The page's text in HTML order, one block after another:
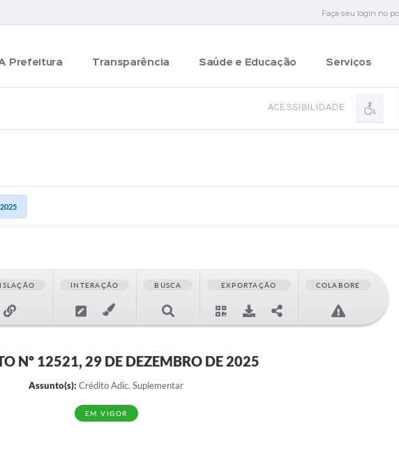
Faça seu login no
Prefeitura Transparência Saúde e Educação Serviços
ACESSIBILIDADE
INTERAÇÃO BUSCA EXPORTAÇÃO COLABORE
Nº 12521, 29 DE DEZEMBRO DE 2025
Assunto(s): Crédito Adic. Suplementar
EM VIGOR